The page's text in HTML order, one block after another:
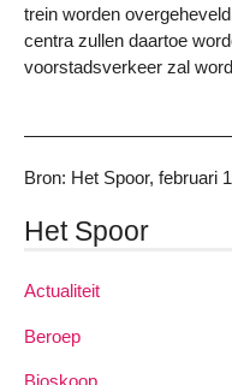
trein worden
centra zullen daartoe
voorstadsverkeer zal
Bron: Het Spoor, februari
Het Spoor
Actualiteit
Beroep
Bioskoop